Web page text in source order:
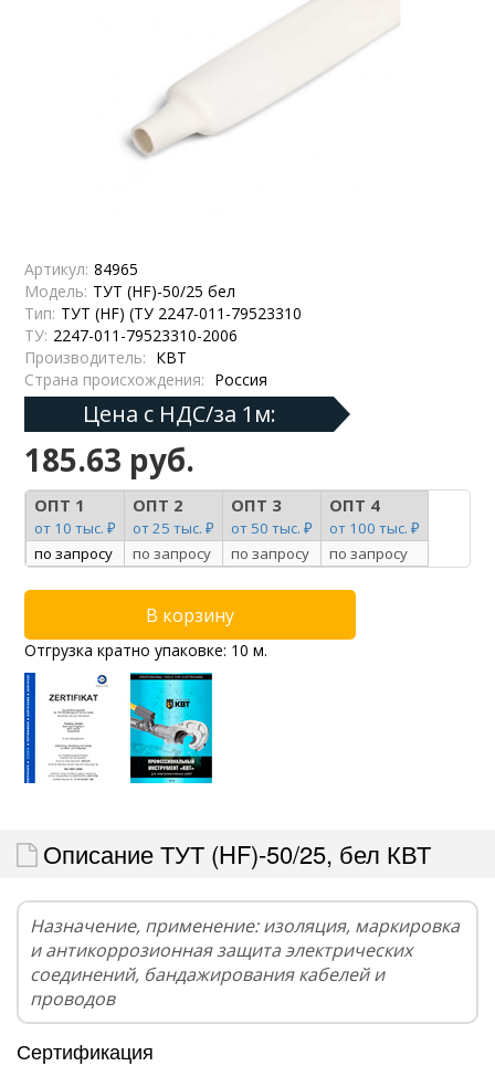
Артикул: 84965
Модель: ТУТ (HF)-50/25 бел
Тип: ТУТ (HF) (ТУ 2247-011-79523310
ТУ: 2247-011-79523310-2006
Производитель: КВТ
Страна происхождения: Россия
Цена с НДС/за 1м:
185.63 руб.
ОПТ 1
от 10 тыс. ₽
ОПТ 2
от 25 тыс. ₽
ОПТ 3
от 50 тыс. ₽
ОПТ 4
от 100 тыс. ₽
по запросу
по запросу по запросу по запросу
Отгрузка кратно упаковке: 10 м.
Описание ТУТ (HF)-50/25, бел КВТ
Назначение, применение: изоляция, маркировка
и антикоррозионная защита электрических
соединений, бандажирования кабелей и
проводов
Сертификация